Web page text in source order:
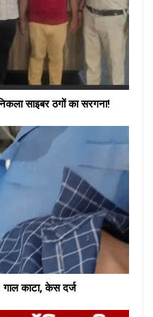
साइबर ठगों का सरगना!
गाल काटा, केस दर्ज